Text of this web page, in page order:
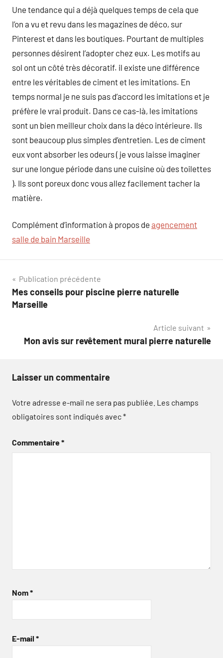
Une tendance qui a déjà quelques temps de cela que
l’on a vu et revu dans les magazines de déco, sur
Pinterest et dans les boutiques. Pourtant de multiples
personnes désirent l’adopter chez eux. Les motifs au
sol ont un côté très décoratif. il existe une différence
entre les véritables de ciment et les imitations. En
temps normal je ne suis pas d’accord les imitations et je
préfère le vrai produit. Dans ce cas-là, les imitations
sont un bien meilleur choix dans la déco intérieure. Ils
sont beaucoup plus simples d’entretien. Les de ciment
eux vont absorber les odeurs ( je vous laisse imaginer
sur une longue période dans une cuisine où des toilettes
). Ils sont poreux donc vous allez facilement tacher la
matière.
Complément d’information à propos de agencement
salle de bain Marseille
Navigation
de
Publication précédente
Mes conseils pour piscine pierre naturelle
Marseille
Article suivant
Mon avis sur revêtement mural pierre naturelle
Laisser un commentaire
Votre adresse e-mail ne sera pas publiée. Les champs
obligatoires sont indiqués avec*
Commentaire*
Nom*
E-mail *